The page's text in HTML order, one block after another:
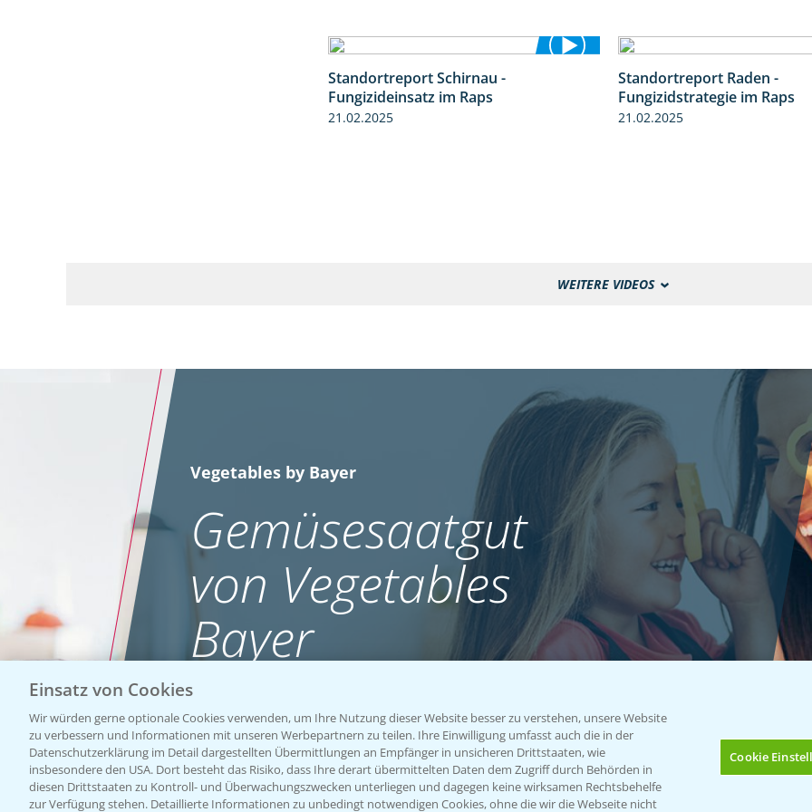
Standortreport Schirnau -
Fungizideinsatz im Raps
21.02.2025
Standortreport Raden -
Fungizidstrategie im Raps
21.02.2025
WEITERE VIDEOS
Vegetables by Bayer
Gemüsesaatgut
von Vegetables
Bayer
WEBSITE BESUCHEN
Einsatz von Cookies
Wir würden gerne optionale Cookies verwenden, um Ihre Nutzung dieser Website besser zu verstehen, unsere Website
zu verbessern und Informationen mit unseren Werbepartnern zu teilen. Ihre Einwilligung umfasst auch die in der
Datenschutzerklärung im Detail dargestellten Übermittlungen an Empfänger in unsicheren Drittstaaten, wie
insbesondere den USA. Dort besteht das Risiko, dass Ihre derart übermittelten Daten dem Zugriff durch Behörden in
diesen Drittstaaten zu Kontroll- und Überwachungszwecken unterliegen und dagegen keine wirksamen Rechtsbehelfe
zur Verfügung stehen. Detaillierte Informationen zu unbedingt notwendigen Cookies, ohne die wir die Webseite nicht
Cookie